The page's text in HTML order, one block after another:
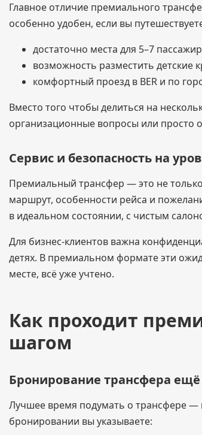
Главное отличие премиального
особенно удобен, если вы
достаточно места для 5–7
возможность разместить детские
комфортный проезд в BER и по
Вместо того чтобы делиться на
организационные вопросы или просто
Сервис и безопасность на
Премиальный трансфер — это не
маршрут, особенности рейса и
в идеальном состоянии, с чистым
Для бизнес-клиентов важна
детях. В премиальном формате эти
месте, всё уже учтено.
Как проходит
шагом
Бронирование трансфера
Лучшее время подумать о трансфере —
бронировании вы указываете: